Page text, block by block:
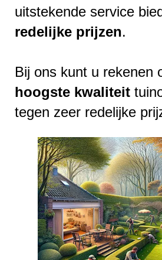
uitstekende service
redelijke prijzen.
Bij ons kunt u rekenen
hoogste kwaliteit
tegen zeer redelijke